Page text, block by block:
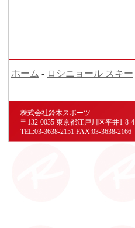
ホーム - ロシニョール スキー
株式会社鈴木スポーツ
〒132-0035 東京都江戸川区平井1-8-4
TEL:03-3638-2151 FAX:03-3638-2166